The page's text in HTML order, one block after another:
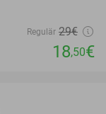
Regulär 29€
18,50€